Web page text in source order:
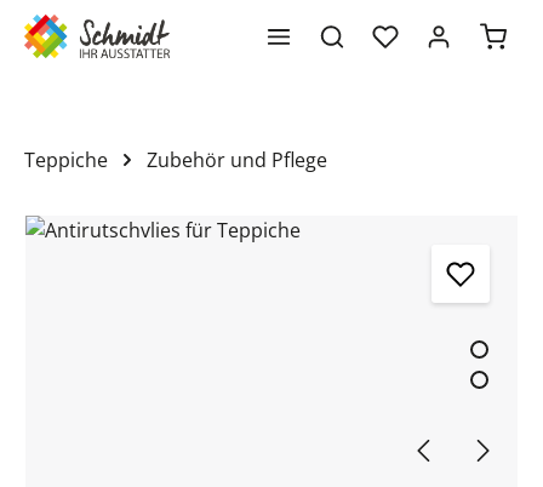
springen
Teppiche Zubehör und Pflege
Bildergalerie überspringen